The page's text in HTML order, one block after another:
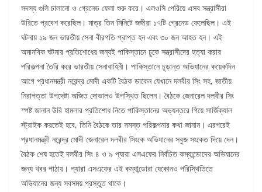
সদস্য গুলি চালানো ও গ্রেনেড ফেলা শুরু করে। এলওসি পেরিয়ে এসব সন্ত্রাসীরা
উরিতে প্রবেশ করেছিল। মাত্র তিন মিনিটে জঙ্গীরা ১৭টি গ্রেনেড ফেলেছিল। এই
ঘটনায় ১৯ জন ভারতীয় সেনা বীরগতি প্রাপ্ত হন এবং ৩০ জন আহত হন। এই
অমানবিক ঘটনার প্রতিশোধের জন্যই পাকিস্তানে ঢুকে সন্ত্রাসীদের হত্যা করার
পরিকল্পনা তৈরি করে ভারতীয় সেনাবাহিনী। পাকিস্তানে চূড়ান্ত অভিযানের কয়েকদিন
আগে প্রধানমন্ত্রী নরেন্দ্র মোদী একটি বৈঠক ডাকেন যেখানে দলবীর সিং সহ, জাতীয়
নিরাপত্তা উপদেষ্টা অজিত দোভালও উপস্থিত ছিলেন। বৈঠকে জেনারেল দলবীর সিং
স্পষ্ট জানান উরি হামলার প্রতিশোধ নিতে পাকিস্তানের অভ্যন্তরে গিয়ে সার্জিক্যাল
স্ট্রাইক করতেই হবে, তিনি বৈঠকে তার সমস্ত পরিকল্পনার কথা জানান। এরপরেই
প্রধানমন্ত্রী নরেন্দ্র মোদী জেনারেল দলবীর সিংকে অভিযানের সবুজ সংকেত দিয়ে দেন।
বৈঠক শেষ হতেই দলবীর সিং ৪ ও ৯ প্যারা এসএফের নির্বচিত কম্যান্ডোদের অভিযানের
জন্য খবর পাঠায়। প্যারা এসএফের এই কম্যান্ডোরা যেকোনও পরিস্থিতিতে
অভিযানের জন্য সবসময় প্রস্তুত থাকে।